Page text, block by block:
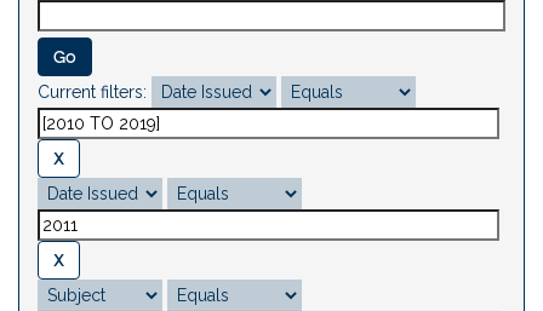
Current filters: